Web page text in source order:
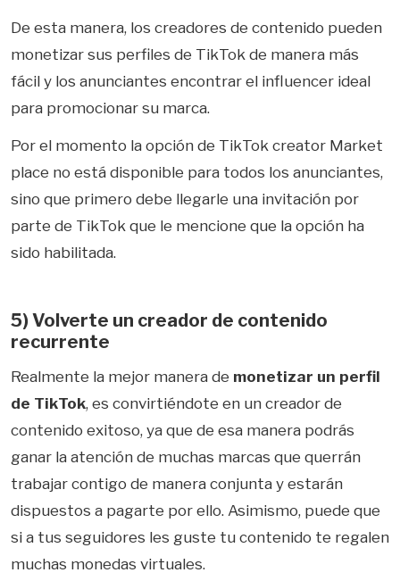
De esta manera, los creadores de contenido pueden
monetizar sus perfiles de TikTok de manera más
fácil y los anunciantes encontrar el influencer ideal
para promocionar su marca.
Por el momento la opción de TikTok creator Market
place no está disponible para todos los anunciantes,
sino que primero debe llegarle una invitación por
parte de TikTok que le mencione que la opción ha
sido habilitada.
5) Volverte un creador de contenido
recurrente
Realmente la mejor manera de monetizar un perfil
de TikTok, es convirtiéndote en un creador de
contenido exitoso, ya que de esa manera podrás
ganar la atención de muchas marcas que querrán
trabajar contigo de manera conjunta y estarán
dispuestos a pagarte por ello. Asimismo, puede que
si a tus seguidores les guste tu contenido te regalen
muchas monedas virtuales.